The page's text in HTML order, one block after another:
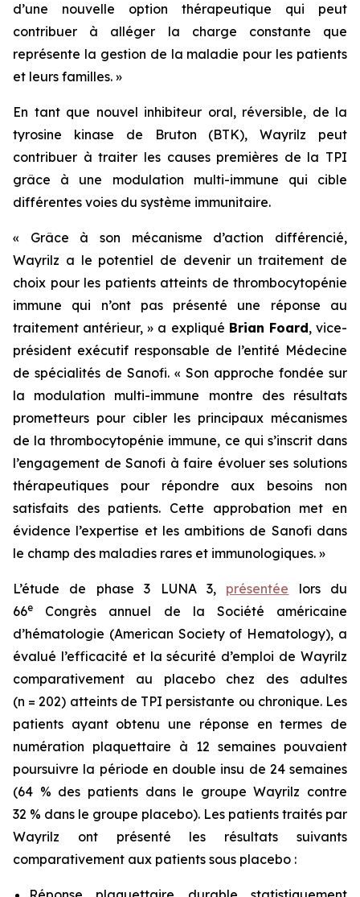
d’une nouvelle option thérapeutique qui peut
contribuer à alléger la charge constante que
représente la gestion de la maladie pour les patients
et leurs familles. »
En tant que nouvel inhibiteur oral, réversible, de la
tyrosine kinase de Bruton (BTK), Wayrilz peut
contribuer à traiter les causes premières de la TPI
grâce à une modulation multi-immune qui cible
différentes voies du système immunitaire.
« Grâce à son mécanisme d’action différencié,
Wayrilz a le potentiel de devenir un traitement de
choix pour les patients atteints de thrombocytopénie
immune qui n’ont pas présenté une réponse au
traitement antérieur, » a expliqué Brian Foard, vice-
président exécutif responsable de l’entité Médecine
de spécialités de Sanofi. « Son approche fondée sur
la modulation multi-immune montre des résultats
prometteurs pour cibler les principaux mécanismes
de la thrombocytopénie immune, ce qui s’inscrit dans
l’engagement de Sanofi à faire évoluer ses solutions
thérapeutiques pour répondre aux besoins non
satisfaits des patients. Cette approbation met en
évidence l’expertise et les ambitions de Sanofi dans
le champ des maladies rares et immunologiques. »
L’étude de phase 3 LUNA 3, présentée lors du
66e
Congrès annuel de la Société américaine
d’hématologie (American Society of Hematology), a
évalué l’efficacité et la sécurité d’emploi de Wayrilz
comparativement au placebo chez des adultes
(n = 202) atteints de TPI persistante ou chronique. Les
patients ayant obtenu une réponse en termes de
numération plaquettaire à 12 semaines pouvaient
poursuivre la période en double insu de 24 semaines
(64 % des patients dans le groupe Wayrilz contre
32 % dans le groupe placebo). Les patients traités par
Wayrilz ont présenté les résultats suivants
comparativement aux patients sous placebo :